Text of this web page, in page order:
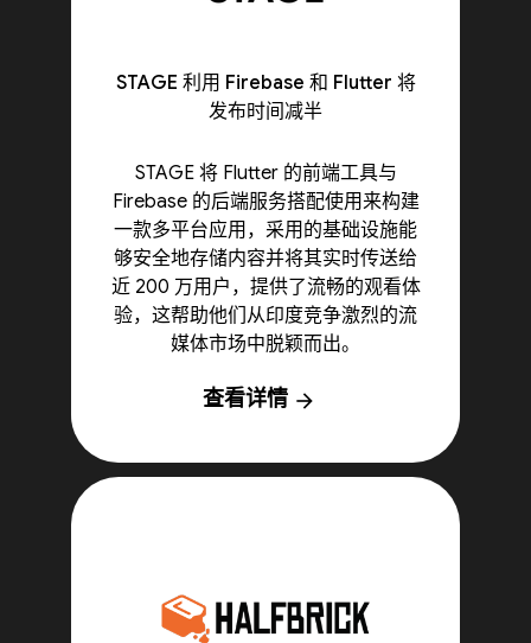
STAGE 利用 Firebase 和 Flutter 将
发布时间减半
STAGE 将 Flutter 的前端工具与
Firebase 的后端服务搭配使用来构建
一款多平台应用，采用的基础设施能
够安全地存储内容并将其实时传送给
近 200 万用户，提供了流畅的观看体
验，这帮助他们从印度竞争激烈的流
媒体市场中脱颖而出。
查看详情 arrow_forward